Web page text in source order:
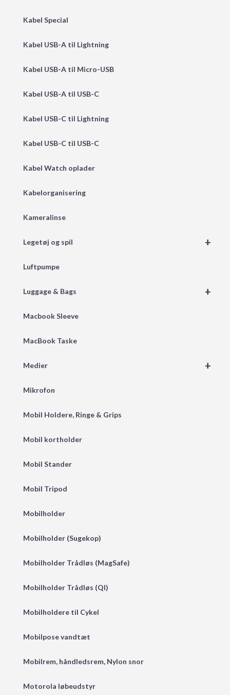
Kabel Special
Kabel USB-A til Lightning
Kabel USB-A til Micro-USB
Kabel USB-A til USB-C
Kabel USB-C til Lightning
Kabel USB-C til USB-C
Kabel Watch oplader
Kabelorganisering
Kameralinse
+
Legetøj og spil
Luftpumpe
+
Luggage & Bags
Macbook Sleeve
MacBook Taske
+
Medier
Mikrofon
Mobil Holdere, Ringe & Grips
Mobil kortholder
Mobil Stander
Mobil Tripod
Mobilholder
Mobilholder (Sugekop)
Mobilholder Trådløs (MagSafe)
Mobilholder Trådløs (QI)
Mobilholdere til Cykel
Mobilpose vandtæt
Mobilrem, håndledsrem, Nylon snor
Motorola løbeudstyr